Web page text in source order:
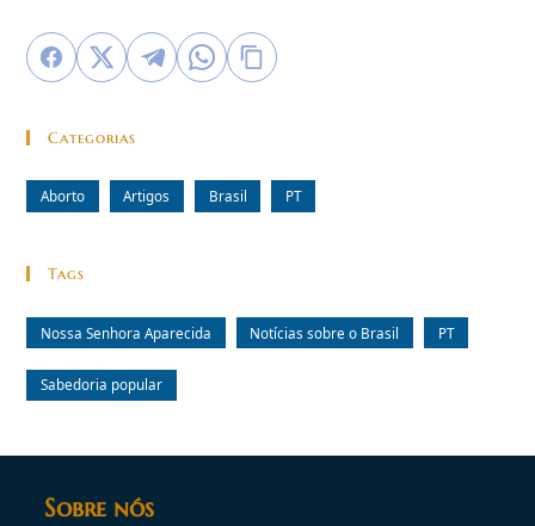
Categorias
Aborto Artigos Brasil PT
Tags
Nossa Senhora Aparecida Notícias sobre o Brasil PT
Sabedoria popular
Sobre nós